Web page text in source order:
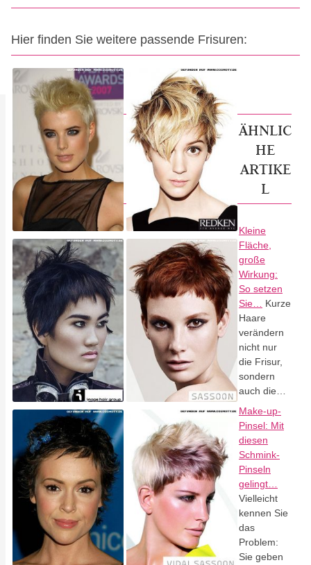
Hier finden Sie weitere passende Frisuren:
ÄHNLIC
HE
ARTIKE
L
Kleine
Fläche,
große
Wirkung:
So setzen
Sie…
Kurze
Haare
verändern
nicht nur
die Frisur,
sondern
auch die…
Make-up-
Pinsel: Mit
diesen
Schmink-
Pinseln
gelingt…
Vielleicht
kennen Sie
das
Problem:
Sie geben